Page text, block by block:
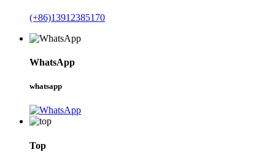
(+86)13912385170
WhatsApp
whatsapp
Top